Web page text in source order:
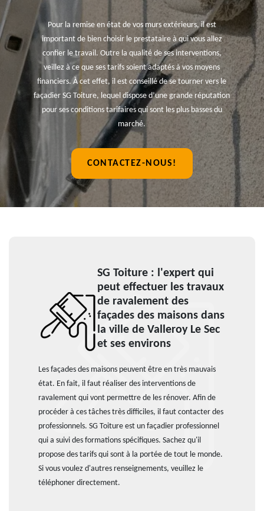
Pour la remise en état de vos murs extérieurs, il est
important de bien choisir le prestataire à qui vous allez
confier le travail. Outre la qualité de ses interventions,
veillez à ce que ses tarifs soient adaptés à vos moyens
financiers. À cet effet, il est conseillé de se tourner vers le
façadier SG Toiture, lequel dispose d’une grande réputation
pour ses conditions tarifaires qui sont les plus basses du
marché.
CONTACTEZ-NOUS!
SG Toiture : l'expert qui
peut effectuer les travaux
de ravalement des
façades des maisons dans
la ville de Valleroy Le Sec
et ses environs
Les façades des maisons peuvent être en très mauvais
état. En fait, il faut réaliser des interventions de
ravalement qui vont permettre de les rénover. Afin de
procéder à ces tâches très difficiles, il faut contacter des
professionnels. SG Toiture est un façadier professionnel
qui a suivi des formations spécifiques. Sachez qu'il
propose des tarifs qui sont à la portée de tout le monde.
Si vous voulez d'autres renseignements, veuillez le
téléphoner directement.